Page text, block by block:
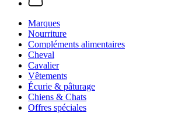
Marques
Nourriture
Compléments alimentaires
Cheval
Cavalier
Vêtements
Écurie & pâturage
Chiens & Chats
Offres spéciales